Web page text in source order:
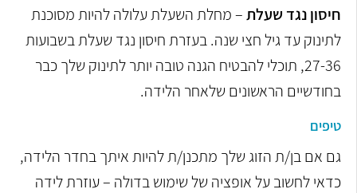
חיסון נגד שעלת– מחלת השעלת עלולה להיות מסוכנת
לתינוק עד גיל חצי שנה. בעזרת חיסון נגד שעלת בשבועות
27-36, תוכלי להבטיח הגנה טובה יותר לתינוק שלך כבר
בחודשיים הראשונים שלאחר הלידה.
טיפים
גם אם בן/ת הזוג שלך מתכנן/ת להיות איתך בחדר הלידה,
כדאי לחשוב על אופציה של שימוש בדולה – עוזרת לידה